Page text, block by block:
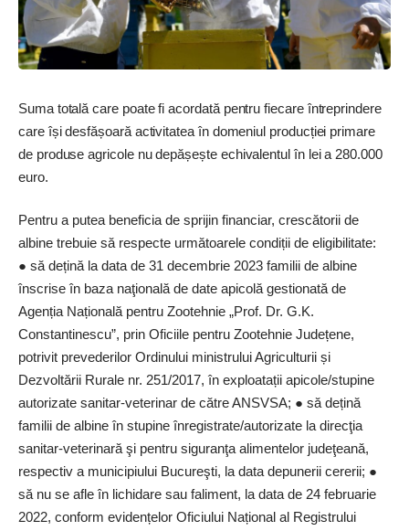
Suma totală care poate fi acordată pentru ­fiecare întreprindere
care își desfășoară activitatea în domeniul producției primare
de produse agricole nu depășește echivalentul în lei a 280.000
euro.
Pentru a putea beneficia de sprijin financiar, crescătorii de
albine trebuie să respecte următoarele condiții de eligibilitate:
● să dețină la data de 31 decembrie 2023 familii de albine
înscrise în baza naţională de date apicolă gestionată de
Agenția Națională pentru Zootehnie „Prof. Dr. G.K.
Constantinescu”, prin Oficiile pentru Zootehnie Județene,
potrivit prevederilor Ordinului ministrului Agriculturii și
Dezvoltării Rurale nr. 251/2017, în exploatații apicole/stupine
autorizate sanitar-veterinar de către ANSVSA; ● să dețină
familii de albine în stupine înregistrate/autorizate la direcţia
sanitar-veterinară şi pentru siguranţa alimentelor judeţeană,
respectiv a municipiului Bucureşti, la data depunerii cererii; ●
să nu se afle în lichidare sau faliment, la data de 24 februarie
2022, conform evidențelor Oficiului Național al Registrului